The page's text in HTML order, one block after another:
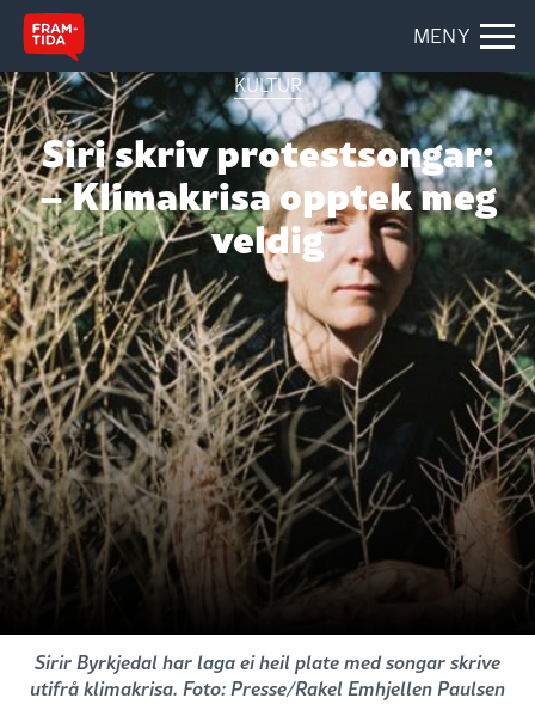
MENY
KULTUR
Siri skriv protestsongar:
– Klimakrisa opptek meg
veldig
Sirir Byrkjedal har laga ei heil plate med songar skrive
utifrå klimakrisa. Foto: Presse/Rakel Emhjellen Paulsen